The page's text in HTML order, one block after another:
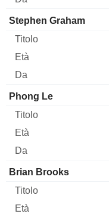
Stephen Graham
Phong Le
Brian Brooks